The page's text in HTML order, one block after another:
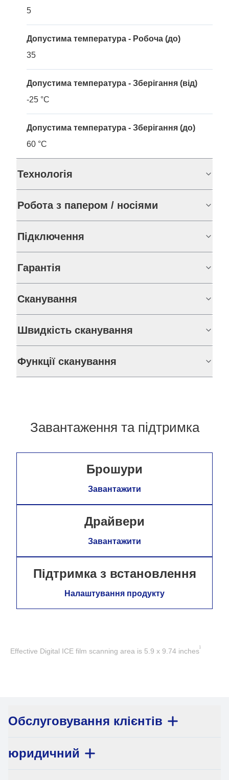
5
Допустима температура - Робоча (до)
35
Допустима температура - Зберігання (від)
-25 °C
Допустима температура - Зберігання (до)
60 °C
Технологія
Робота з папером / носіями
Підключення
Гарантія
Сканування
Швидкість сканування
Функції сканування
Завантаження та підтримка
Брошури
Завантажити
Драйвери
Завантажити
Підтримка з встановлення
Налаштування продукту
Effective Digital ICE film scanning area is 5.9 x 9.74 inches1
Обслуговування клієнтів
юридичний